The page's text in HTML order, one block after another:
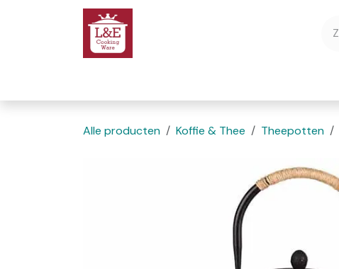
Overslaan naar inhoud
Alle producten Koffie & Thee Theepotten